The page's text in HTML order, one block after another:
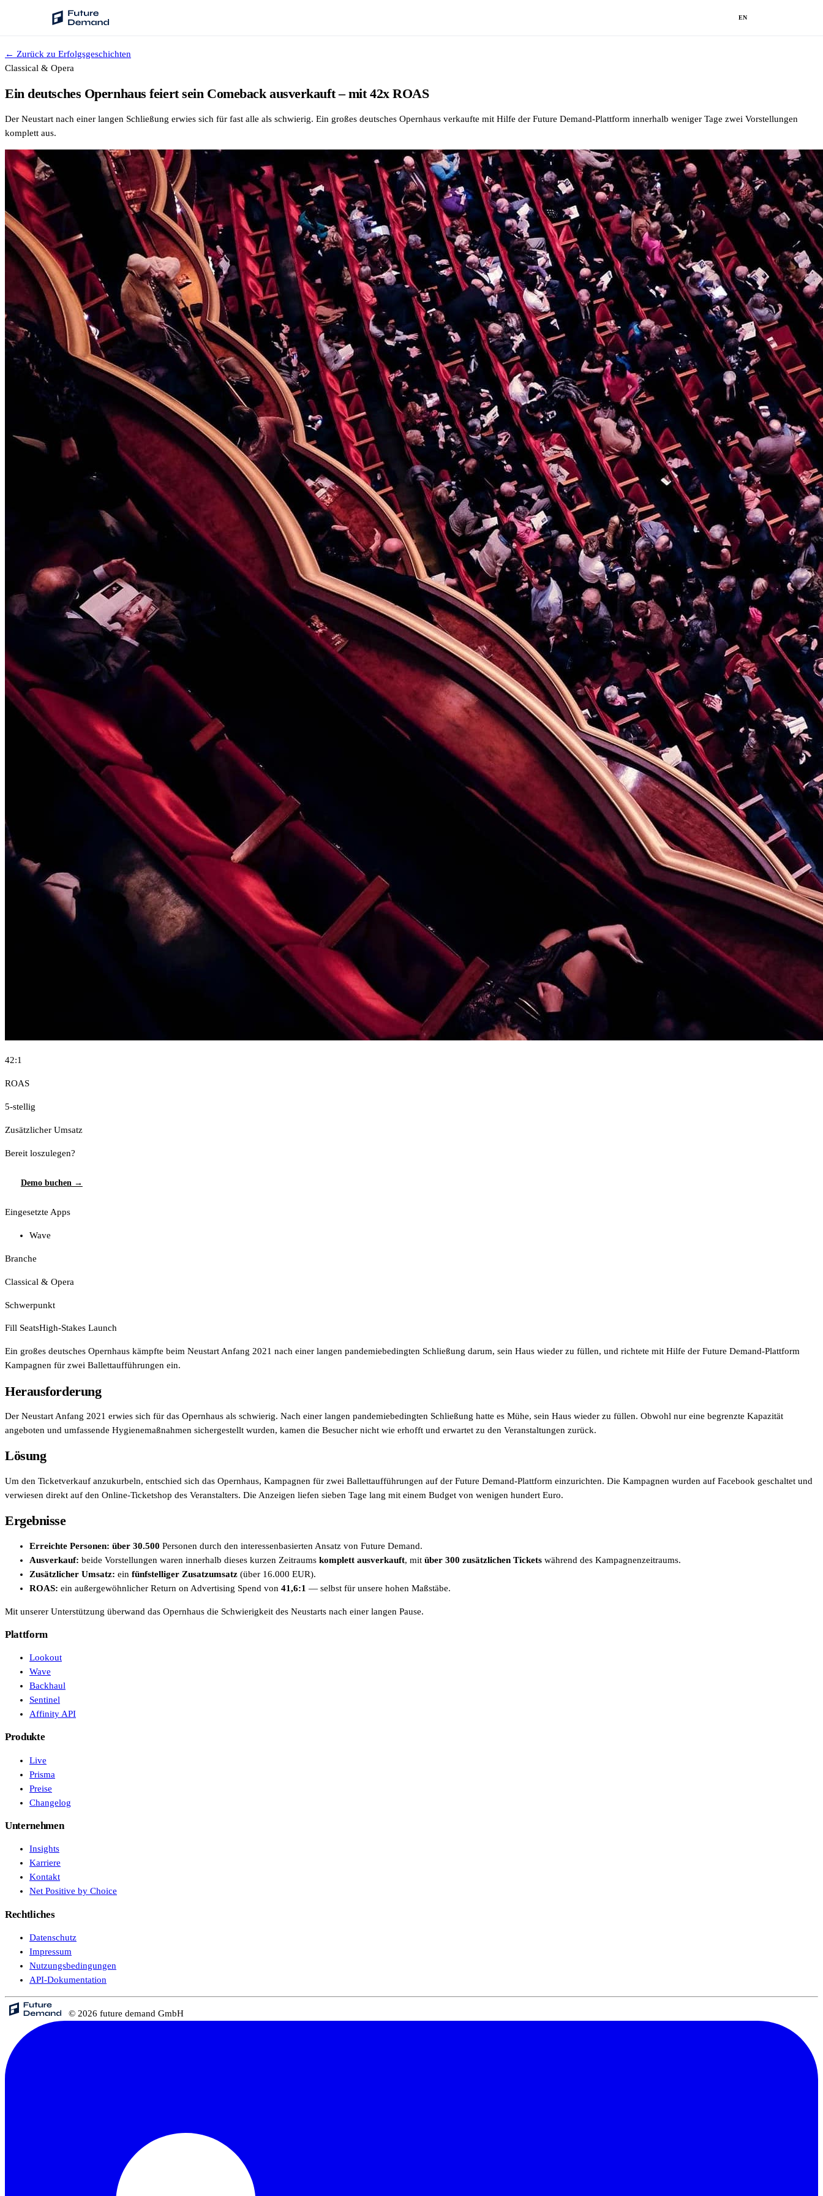
EN
PLATTFORM
✦
Audience Intelligence
Taste-Cluster-Technologie
Lookout
Wave
Social Media Kampagnen
Backhaul
Automatische Segmentierung
Sentinel
Frag deine Daten
Affinity
Produktempfehlungs-API
PRODUKTE
Live
Für Veranstalter & Kultureinrichtungen
Prisma
Für Marketing-Teams & Agenturen
Produkt finden
Produkte & Preise vergleichen
Interne Teams
Live Entertainment
Künstleragenturen
Performing Arts
Veranstalter, Festivals & Nightlife
Recruiting & Employer Branding
RESOURCES
Erfolgsgeschichten
← Zurück zu Erfolgsgeschichten
Classical & Opera
Ein deutsches Opernhaus feiert sein Comeback ausverkauft – mit 42x ROAS
Der Neustart nach einer langen Schließung erwies sich für fast alle als schwierig. Ein großes deutsches Opernhaus verkaufte mit Hilfe der Future Demand-Plattform innerhalb weniger Tage zwei Vorstellungen
komplett aus.
42:1
ROAS
5-stellig
Zusätzlicher Umsatz
Bereit loszulegen?
Demo buchen →
Eingesetzte Apps
Wave
Branche
Classical & Opera
Schwerpunkt
Fill SeatsHigh-Stakes Launch
Ein großes deutsches Opernhaus kämpfte beim Neustart Anfang 2021 nach einer langen pandemiebedingten Schließung darum, sein Haus wieder zu füllen, und richtete mit Hilfe der Future Demand-Plattform
Kampagnen für zwei Ballettaufführungen ein.
Herausforderung
Der Neustart Anfang 2021 erwies sich für das Opernhaus als schwierig. Nach einer langen pandemiebedingten Schließung hatte es Mühe, sein Haus wieder zu füllen. Obwohl nur eine begrenzte Kapazität
angeboten und umfassende Hygienemaßnahmen sichergestellt wurden, kamen die Besucher nicht wie erhofft und erwartet zu den Veranstaltungen zurück.
Lösung
Um den Ticketverkauf anzukurbeln, entschied sich das Opernhaus, Kampagnen für zwei Ballettaufführungen auf der Future Demand-Plattform einzurichten. Die Kampagnen wurden auf Facebook geschaltet und
verwiesen direkt auf den Online-Ticketshop des Veranstalters. Die Anzeigen liefen sieben Tage lang mit einem Budget von wenigen hundert Euro.
Ergebnisse
Erreichte Personen: über 30.500 Personen durch den interessenbasierten Ansatz von Future Demand.
Ausverkauf: beide Vorstellungen waren innerhalb dieses kurzen Zeitraums komplett ausverkauft, mit über 300 zusätzlichen Tickets während des Kampagnenzeitraums.
Zusätzlicher Umsatz: ein fünfstelliger Zusatzumsatz (über 16.000 EUR).
ROAS: ein außergewöhnlicher Return on Advertising Spend von 41,6:1 — selbst für unsere hohen Maßstäbe.
Mit unserer Unterstützung überwand das Opernhaus die Schwierigkeit des Neustarts nach einer langen Pause.
Plattform
Lookout
Wave
Backhaul
Sentinel
Affinity API
Produkte
Live
Prisma
Preise
Changelog
Unternehmen
Insights
Karriere
Kontakt
Net Positive by Choice
Rechtliches
Datenschutz
Impressum
Nutzungsbedingungen
API-Dokumentation
© 2026 future demand GmbH